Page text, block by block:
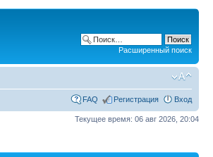
Расширенный поиск
FAQ Регистрация Вход
Текущее время: 06 авг 2026, 20:04